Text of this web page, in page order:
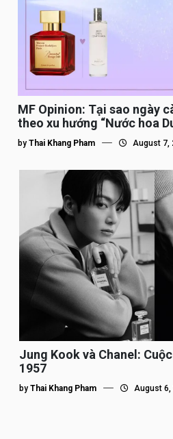
MF Opinion: Tại sao ngày
theo xu hướng “Nước hoa
by Thai Khang Pham August 7,
Jung Kook và Chanel:
1957
by Thai Khang Pham August 6,